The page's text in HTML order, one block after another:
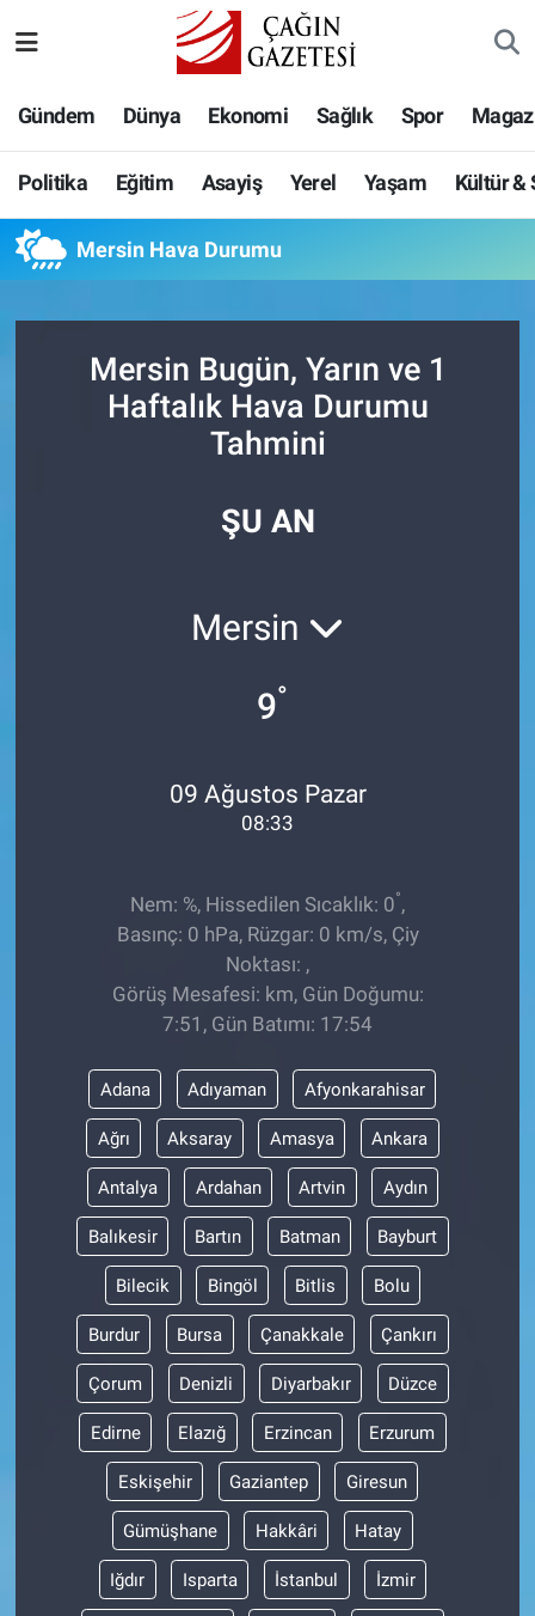
Gündem Dünya Ekonomi Sağlık Spor
Politika Eğitim Asayiş Yerel Yaşam Kültür &
Mersin Hava Durumu
Mersin Bugün, Yarın ve 1
Haftalık Hava Durumu
Tahmini
ŞU AN
Mersin
9°
09 Ağustos Pazar
08:33
Nem: %, Hissedilen Sıcaklık: 0°,
Basınç: 0 hPa, Rüzgar: 0 km/s, Çiy
Noktası: ,
Görüş Mesafesi: km, Gün Doğumu:
7:51, Gün Batımı: 17:54
Adana Adıyaman Afyonkarahisar
Ağrı Aksaray Amasya Ankara
Antalya Ardahan Artvin Aydın
Balıkesir Bartın Batman Bayburt
Bilecik Bingöl Bitlis Bolu
Burdur Bursa Çanakkale Çankırı
Çorum Denizli Diyarbakır Düzce
Edirne Elazığ Erzincan Erzurum
Eskişehir Gaziantep Giresun
Gümüşhane Hakkâri Hatay
Iğdır Isparta İstanbul İzmir
Eğitim
Asayiş
Yerel
Kültür & Sanat
Hava Durumu
Namaz Vakitleri
Trafik Durumu
Tüm Manşetler
Son Dakika Haberleri